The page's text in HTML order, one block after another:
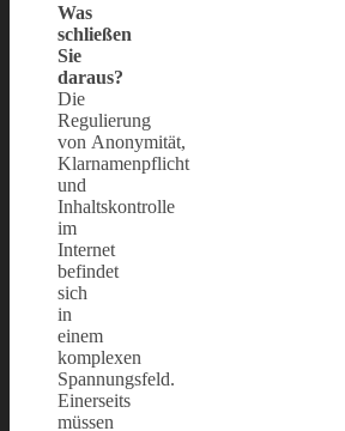
Was
schließen
Sie
daraus?
Die
Regulierung
von Anonymität,
Klarnamenpflicht
und
Inhaltskontrolle
im
Internet
befindet
sich
in
einem
komplexen
Spannungsfeld.
Einerseits
müssen